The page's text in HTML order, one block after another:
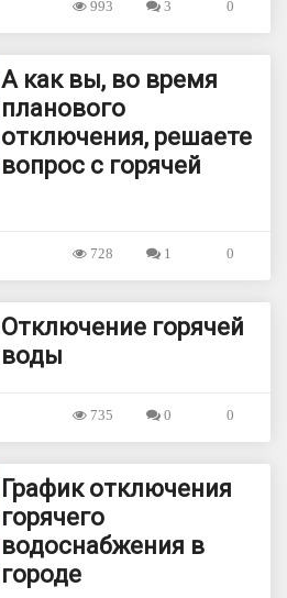
0
3
993
А как вы, во время
планового
отключения, решаете
вопрос с горячей
0
1
728
Отключение горячей
воды
0
0
735
График отключения
горячего
водоснабжения в
городе